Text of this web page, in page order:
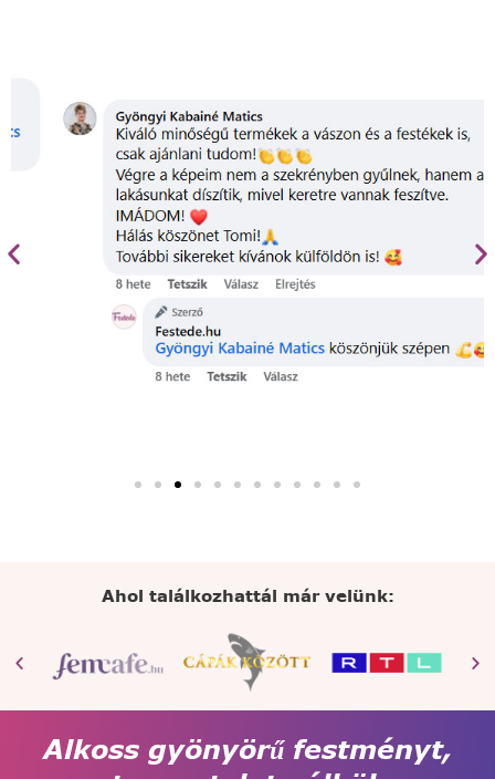
Ahol találkozhattál már velünk:
Alkoss gyönyörű festményt,